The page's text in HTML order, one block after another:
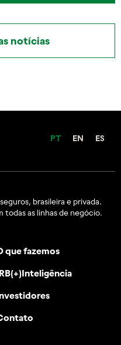
notícias
PT EN ES
brasileira e privada.
as linhas de negócio.
que fazemos